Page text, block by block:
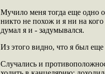
Мучило меня тогда еще одно
никто не похож и я ни на
думал я и - задумывался.
Из этого видно, что я был
Случались и